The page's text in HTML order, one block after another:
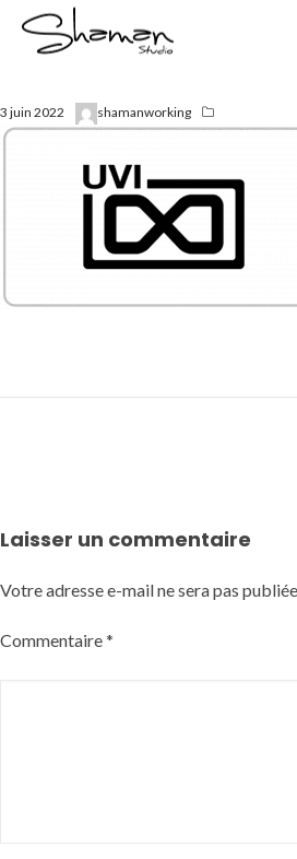
3 juin 2022 shamanworking
Laisser un commentaire
Votre adresse e-mail ne sera pas
Commentaire*